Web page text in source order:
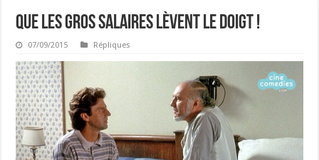
Que les gros salaires lèvent le doigt !
07/09/2015 Répliques